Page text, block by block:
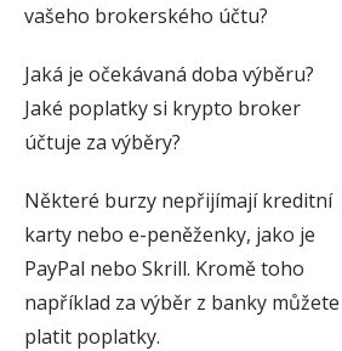
vašeho brokerského účtu?
Jaká je očekávaná doba výběru?
Jaké poplatky si krypto broker
účtuje za výběry?
Některé burzy nepřijímají kreditní
karty nebo e-peněženky, jako je
PayPal nebo Skrill. Kromě toho
například za výběr z banky můžete
platit poplatky.